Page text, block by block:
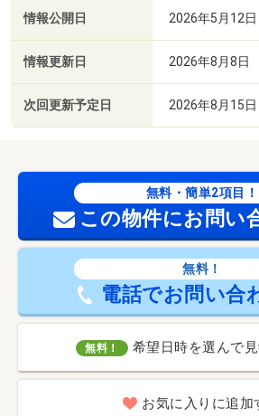
情報公開日 2026年5月12日
情報更新日 2026年8月8日
次回更新予定日 2026年8月15日
無料・簡単2項目！
この物件にお問い
無料！
電話でお問い合
無料！ 希望日時を選んで
お気に入りに追加